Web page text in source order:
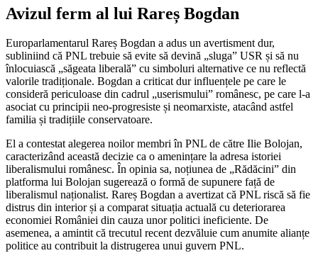
Avizul ferm al lui Rareș Bogdan
Europarlamentarul Rareș Bogdan a adus un avertisment dur,
subliniind că PNL trebuie să evite să devină „sluga” USR și să nu
înlocuiască „săgeata liberală” cu simboluri alternative ce nu reflectă
valorile tradiționale. Bogdan a criticat dur influențele pe care le
consideră periculoase din cadrul „userismului” românesc, pe care l-a
asociat cu principii neo-progresiste și neomarxiste, atacând astfel
familia și tradițiile conservatoare.
El a contestat alegerea noilor membri în PNL de către Ilie Bolojan,
caracterizând această decizie ca o amenințare la adresa istoriei
liberalismului românesc. În opinia sa, noțiunea de „Rădăcini” din
platforma lui Bolojan sugerează o formă de supunere față de
liberalismul naționalist. Rareș Bogdan a avertizat că PNL riscă să fie
distrus din interior și a comparat situația actuală cu deteriorarea
economiei României din cauza unor politici ineficiente. De
asemenea, a amintit că trecutul recent dezvăluie cum anumite alianțe
politice au contribuit la distrugerea unui guvern PNL.